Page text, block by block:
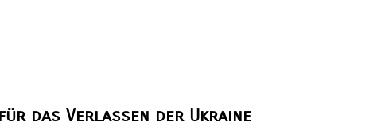
das Verlassen der Ukraine